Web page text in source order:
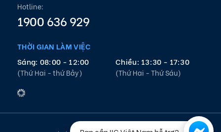
Hotline:
1900 636 929
THỜI GIAN LÀM VIỆC
Sáng: 08:00 - 12:00
(Thứ Hai - thứ Bảy)
Chiều: 13:30 - 17:30
(Thứ Hai - Thứ Sáu)